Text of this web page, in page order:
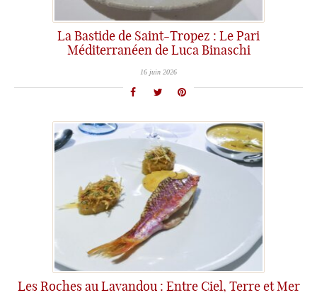
La Bastide de Saint-Tropez : Le Pari
Méditerranéen de Luca Binaschi
16 juin 2026
Les Roches au Lavandou : Entre Ciel, Terre et Mer